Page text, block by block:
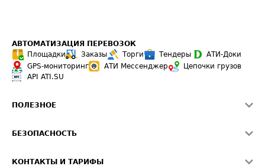
АВТОМАТИЗАЦИЯ ПЕРЕВОЗОК
Площадки
Заказы Торги Тендеры
АТИ-Доки
GPS-мониторинг
АТИ Мессенджер
Цепочки грузов
API ATI.SU
ПОЛЕЗНОЕ
Звезды ATI.SU на вашем сайте
БЕЗОПАСНОСТЬ
КОНТАКТЫ И ТАРИФЫ